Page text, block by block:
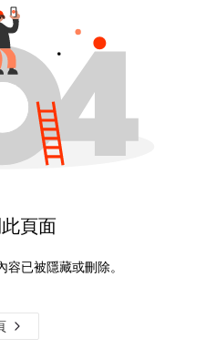
頁面
已被隱藏或刪除。